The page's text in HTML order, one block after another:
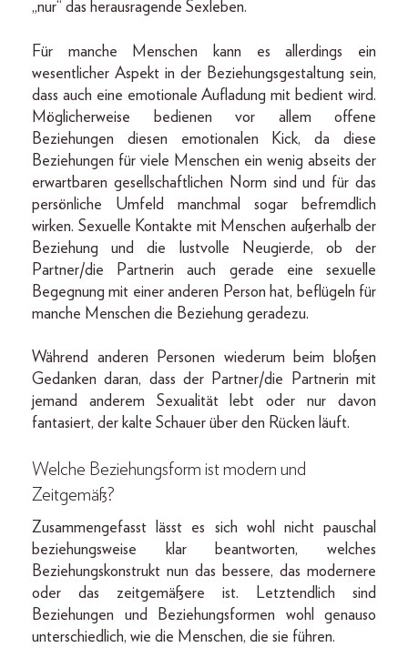
„nur“ das herausragende Sexleben.
Für manche Menschen kann es allerdings ein
wesentlicher Aspekt in der Beziehungsgestaltung sein,
dass auch eine emotionale Aufladung mit bedient wird.
Möglicherweise bedienen vor allem offene
Beziehungen diesen emotionalen Kick, da diese
Beziehungen für viele Menschen ein wenig abseits der
erwartbaren gesellschaftlichen Norm sind und für das
persönliche Umfeld manchmal sogar befremdlich
wirken. Sexuelle Kontakte mit Menschen außerhalb der
Beziehung und die lustvolle Neugierde, ob der
Partner/die Partnerin auch gerade eine sexuelle
Begegnung mit einer anderen Person hat, beflügeln für
manche Menschen die Beziehung geradezu.
Während anderen Personen wiederum beim bloßen
Gedanken daran, dass der Partner/die Partnerin mit
jemand anderem Sexualität lebt oder nur davon
fantasiert, der kalte Schauer über den Rücken läuft.
Welche Beziehungsform ist modern und
Zeitgemäß?
Zusammengefasst lässt es sich wohl nicht pauschal
beziehungsweise klar beantworten, welches
Beziehungskonstrukt nun das bessere, das modernere
oder das zeitgemäßere ist. Letztendlich sind
Beziehungen und Beziehungsformen wohl genauso
unterschiedlich, wie die Menschen, die sie führen.